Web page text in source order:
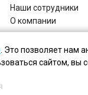
Наши сотрудники
О компании
. Это позволяет нам
сайтом, вы